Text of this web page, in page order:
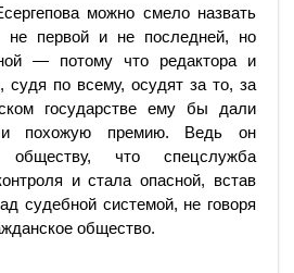
можно смело назвать
не первой и не последней, но
— потому что редактора и
судя по всему, осудят за то, за
государстве ему бы дали
похожую премию. Ведь он
обществу, что спецслужба
и стала опасной, встав
судебной системой, не говоря
общество.